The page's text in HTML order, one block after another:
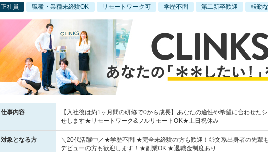
正社員 職種・業種未経験OK リモートワーク可 学歴不問 第二新卒歓迎 転勤
仕事内容
【入社後は約1ヶ月間の研修で0から成長】あなたの適性や希望に合わせた
せします★リモートワーク&フルリモートOK★土日祝休み
対象となる方
＼20代活躍中／★学歴不問 ★完全未経験の方も歓迎！◎文系出身者の先輩
デビューの方も歓迎します！★副業OK ★退職金制度あり